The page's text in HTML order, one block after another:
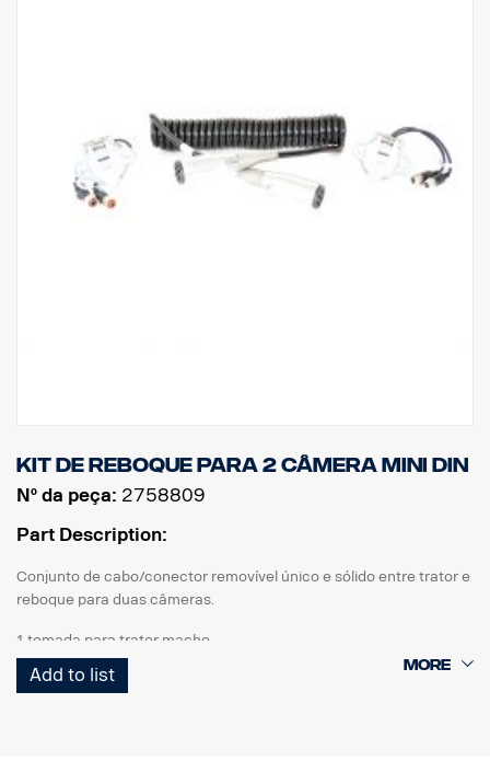
Kit de reboque para 2 câmera MINI DIN
Nº da peça: 2758809
Part Description:
Conjunto de cabo/conector removível único e sólido entre trator e
reboque para duas câmeras.
1 tomada para trator macho
1 cabo de serpentina
1 tomada para reboque fêmea
Add to list